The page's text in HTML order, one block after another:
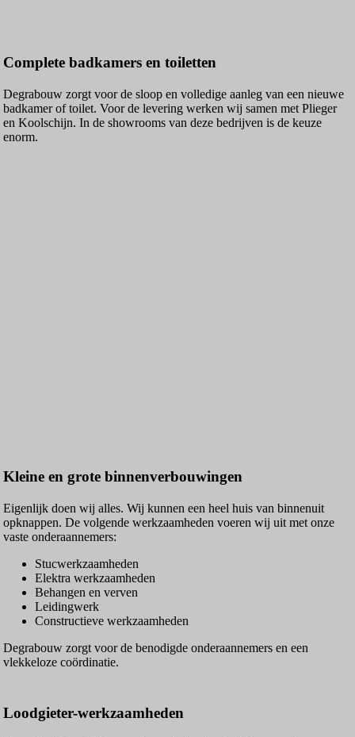
Complete badkamers en toiletten
Degrabouw zorgt voor de sloop en volledige aanleg van een nieuwe
badkamer of toilet. Voor de levering werken wij samen met Plieger
en Koolschijn. In de showrooms van deze bedrijven is de keuze
enorm.
Kleine en grote binnenverbouwingen
Eigenlijk doen wij alles. Wij kunnen een heel huis van binnenuit
opknappen. De volgende werkzaamheden voeren wij uit met onze
vaste onderaannemers:
Stucwerkzaamheden
Elektra werkzaamheden
Behangen en verven
Leidingwerk
Constructieve werkzaamheden
Degrabouw zorgt voor de benodigde onderaannemers en een
vlekkeloze coördinatie.
Loodgieter-werkzaamheden